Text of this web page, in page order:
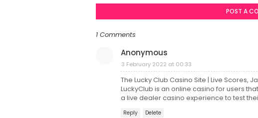
POST A
1 Comments
Anonymous
3 February 2022 at 00:33
The Lucky Club Casino Site | Live Scores,
LuckyClub is an online casino for users that
a live dealer casino experience to test
Reply Delete